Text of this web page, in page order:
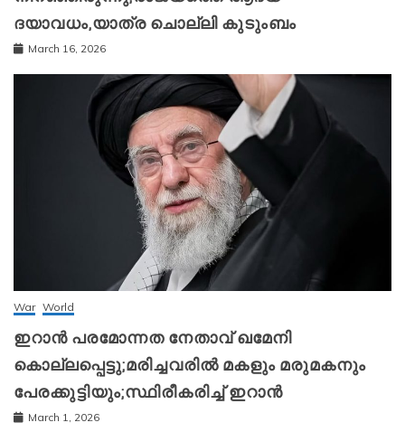
ദയാവധം,യാത്ര ചൊല്ലി കുടുംബം
March 16, 2026
War World
ഇറാന്‍ പരമോന്നത നേതാവ് ഖമേനി
കൊല്ലപ്പെട്ടു;മരിച്ചവരിൽ മകളും മരുമകനും
പേരക്കുട്ടിയും;സ്ഥിരീകരിച്ച് ഇറാന്‍
March 1, 2026